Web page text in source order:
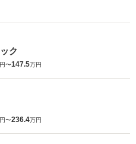
ク
〜147.5万円
〜236.4万円